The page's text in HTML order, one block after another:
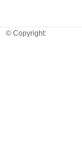
© Copyright: